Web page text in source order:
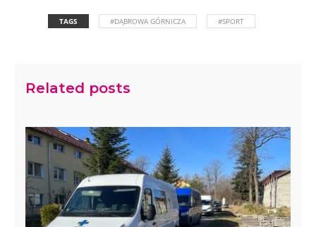
TAGS #DĄBROWA GÓRNICZA #SPORT
Related posts